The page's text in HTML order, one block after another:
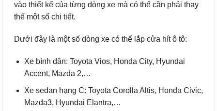
vào thiết kế của từng dòng xe mà có thể cần phải thay
thế một số chi tiết.
Dưới đây là một số dòng xe có thể lắp cửa hít ô tô:
Xe bình dân: Toyota Vios, Honda City, Hyundai
Accent, Mazda 2,…
Xe sedan hạng C: Toyota Corolla Altis, Honda Civic,
Mazda3, Hyundai Elantra,…